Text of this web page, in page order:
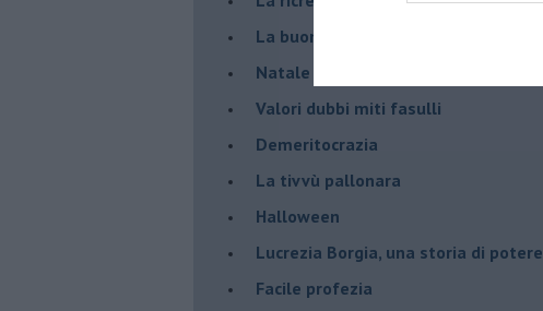
La buona notizia
Natale con l'elmetto
Valori dubbi miti fasulli
Demeritocrazia
La tivvù pallonara
Halloween
​Lucrezia Borgia, una storia di potere
Facile profezia